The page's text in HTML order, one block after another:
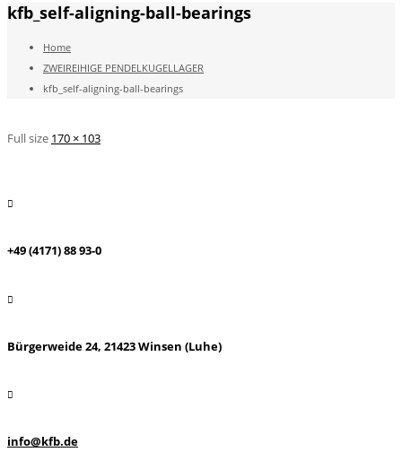
kfb_self-aligning-ball-bearings
Home
ZWEIREIHIGE PENDELKUGELLAGER
kfb_self-aligning-ball-bearings
Full size 170 × 103
+49 (4171) 88 93-0
Bürgerweide 24, 21423 Winsen (Luhe)
info@kfb.de